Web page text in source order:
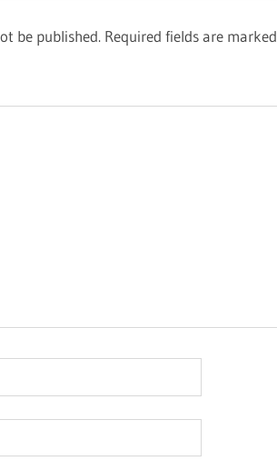
be published. Required fields are marked